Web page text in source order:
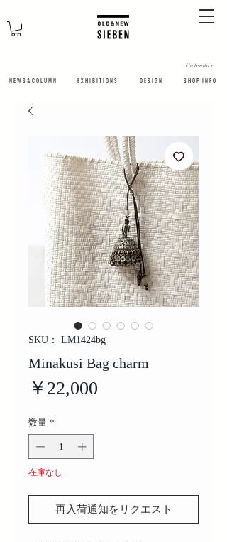
N E W S & C O L U M N
Calendar
​E X H I B I T I O N S D E S I G N S H O P I N F O
SKU： LM1424bg
Minakusi Bag charm
￥22,000
数量 *
在庫なし
再入荷通知をリクエスト